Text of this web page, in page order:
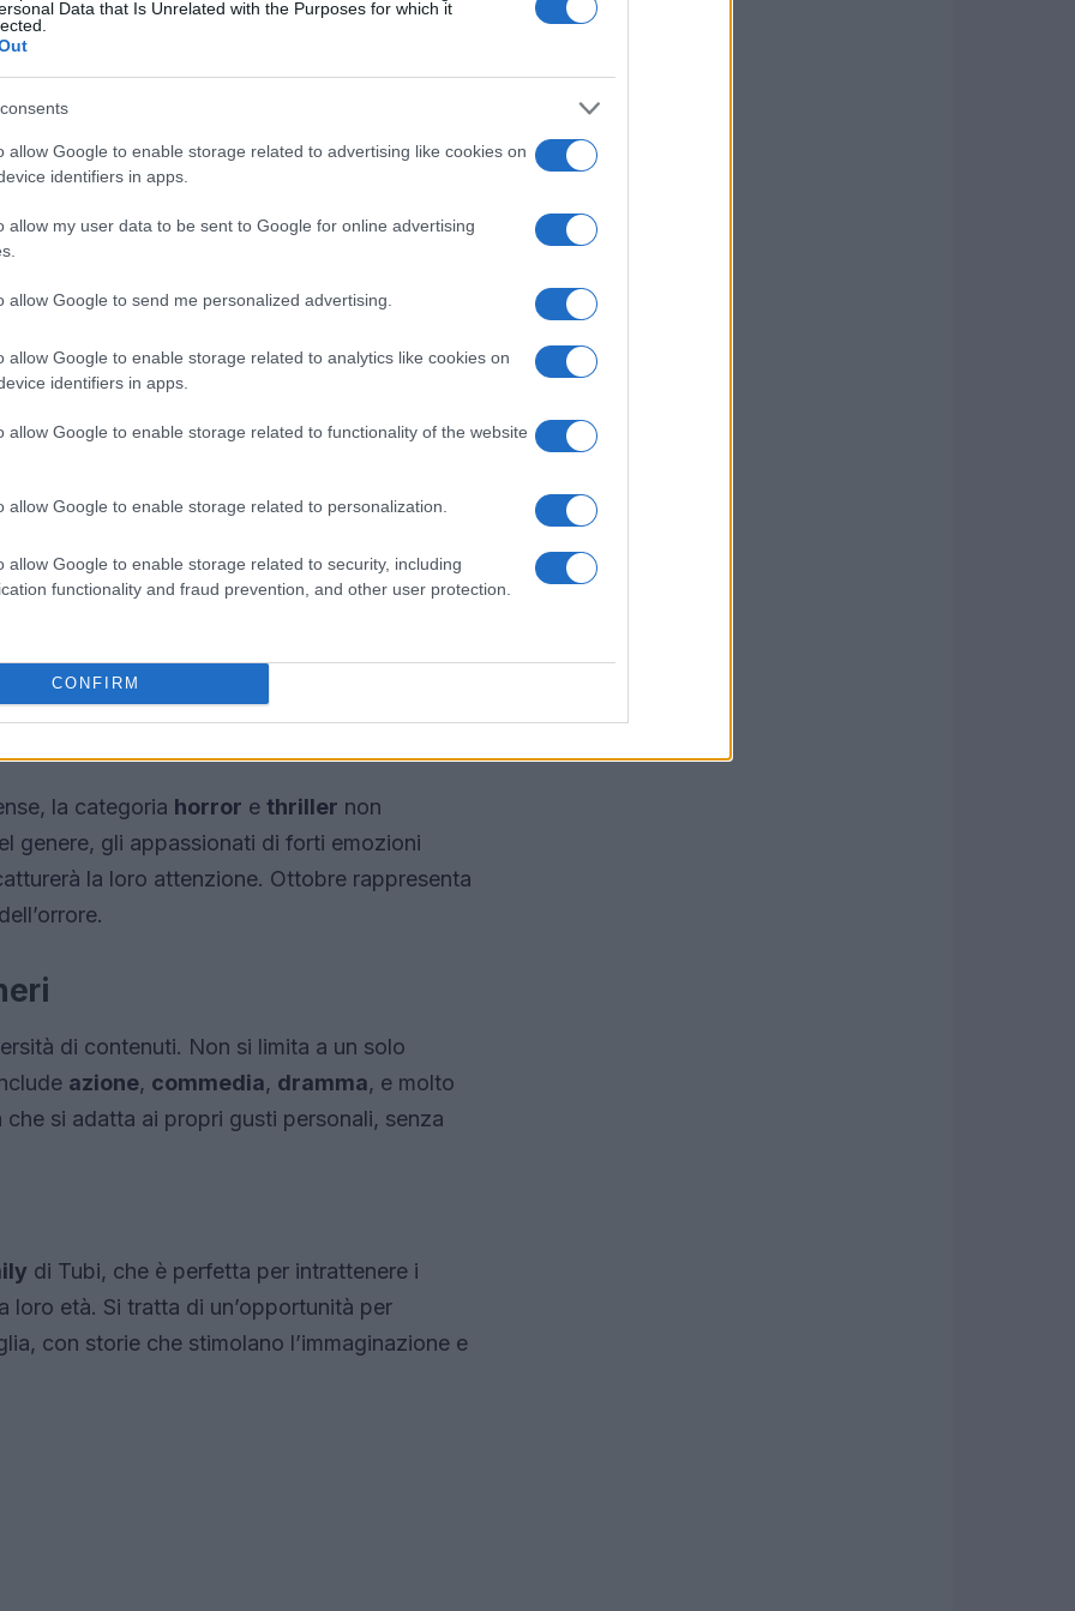
Data that Is Unrelated with the Purposes for which it
allow Google to enable storage related to advertising like cookies on
identifiers in apps.
allow my user data to be sent to Google for online advertising
allow Google to send me personalized advertising.
allow Google to enable storage related to analytics like cookies on
identifiers in apps.
allow Google to enable storage related to functionality of the website
allow Google to enable storage related to personalization.
allow Google to enable storage related to security, including
functionality and fraud prevention, and other user protection.
CONFIRM
vere e approfondimenti, la sezione dei
affascinante. Questi titoli non solo
su temi rilevanti e attuali. Dalla natura alla
su un mondo diverso.
la categoria horror e thriller non
genere, gli appassionati di forti emozioni
la loro attenzione. Ottobre rappresenta
di contenuti. Non si limita a un solo
azione, commedia, dramma, e molto
si adatta ai propri gusti personali, senza
di Tubi, che è perfetta per intrattenere i
loro età. Si tratta di un’opportunità per
con storie che stimolano l’immaginazione e